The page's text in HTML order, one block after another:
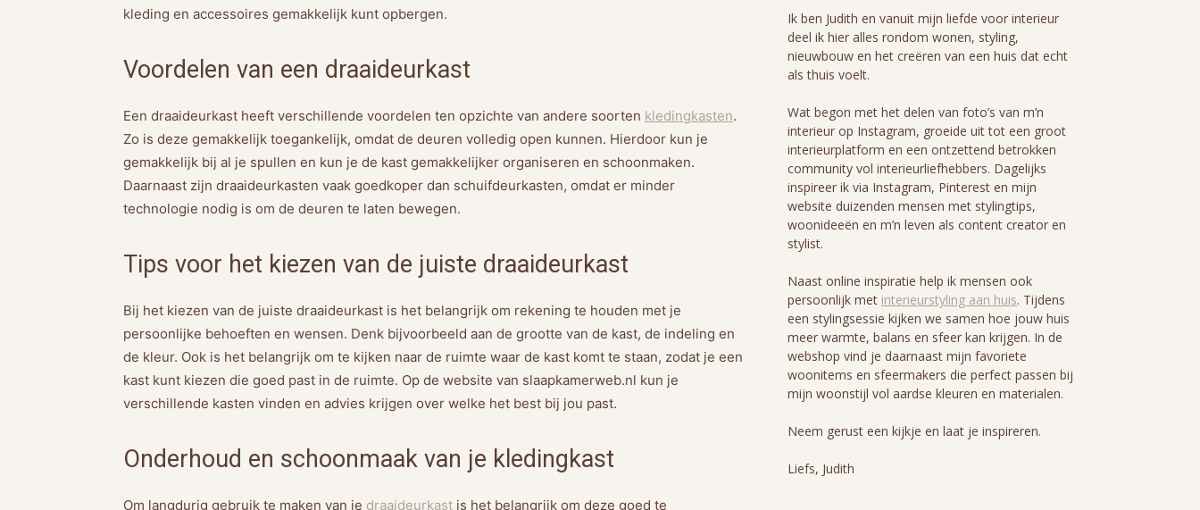
kleding en accessoires gemakkelijk kunt opbergen.
Voordelen van een draaideurkast
Een draaideurkast heeft verschillende voordelen ten opzichte van andere soorten kledingkasten.
Zo is deze gemakkelijk toegankelijk, omdat de deuren volledig open kunnen. Hierdoor kun je
gemakkelijk bij al je spullen en kun je de kast gemakkelijker organiseren en schoonmaken.
Daarnaast zijn draaideurkasten vaak goedkoper dan schuifdeurkasten, omdat er minder
technologie nodig is om de deuren te laten bewegen.
Tips voor het kiezen van de juiste draaideurkast
Bij het kiezen van de juiste draaideurkast is het belangrijk om rekening te houden met je
persoonlijke behoeften en wensen. Denk bijvoorbeeld aan de grootte van de kast, de indeling en
de kleur. Ook is het belangrijk om te kijken naar de ruimte waar de kast komt te staan, zodat je een
kast kunt kiezen die goed past in de ruimte. Op de website van slaapkamerweb.nl kun je
verschillende kasten vinden en advies krijgen over welke het best bij jou past.
Onderhoud en schoonmaak van je kledingkast
Om langdurig gebruik te maken van je draaideurkast is het belangrijk om deze goed te
Ik ben Judith en vanuit mijn liefde voor interieur
deel ik hier alles rondom wonen, styling,
nieuwbouw en het creëren van een huis dat echt
als thuis voelt.
Wat begon met het delen van foto’s van m’n
interieur op Instagram, groeide uit tot een groot
interieurplatform en een ontzettend betrokken
community vol interieurliefhebbers. Dagelijks
inspireer ik via Instagram, Pinterest en mijn
website duizenden mensen met stylingtips,
woonideeën en m’n leven als content creator en
stylist.
Naast online inspiratie help ik mensen ook
persoonlijk met interieurstyling aan huis. Tijdens
een stylingsessie kijken we samen hoe jouw huis
meer warmte, balans en sfeer kan krijgen. In de
webshop vind je daarnaast mijn favoriete
woonitems en sfeermakers die perfect passen bij
mijn woonstijl vol aardse kleuren en materialen.
Neem gerust een kijkje en laat je inspireren.
Liefs, Judith